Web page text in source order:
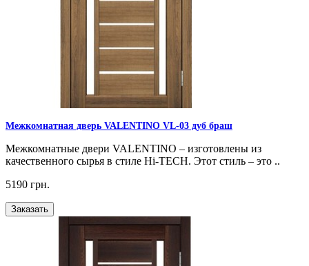
Межкомнатная дверь VALENTINO VL-03 дуб браш
Межкомнатные двери VALENTINO – изготовлены из
качественного сырья в стиле Hi-TECH. Этот стиль – это ..
5190 грн.
Заказать